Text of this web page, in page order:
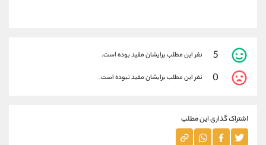
5 نفر این مطلب برایشان مفید بوده است.
0 نفر این مطلب برایشان مفید نبوده است.
اشتراک گذاری این مطلب